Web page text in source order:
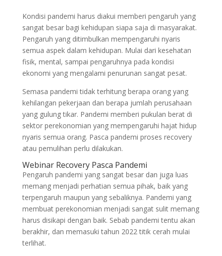
Kondisi pandemi harus diakui memberi pengaruh yang
sangat besar bagi kehidupan siapa saja di masyarakat.
Pengaruh yang ditimbulkan mempengaruhi nyaris
semua aspek dalam kehidupan. Mulai dari kesehatan
fisik, mental, sampai pengaruhnya pada kondisi
ekonomi yang mengalami penurunan sangat pesat.
Semasa pandemi tidak terhitung berapa orang yang
kehilangan pekerjaan dan berapa jumlah perusahaan
yang gulung tikar. Pandemi memberi pukulan berat di
sektor perekonomian yang mempengaruhi hajat hidup
nyaris semua orang. Pasca pandemi proses recovery
atau pemulihan perlu dilakukan.
Webinar Recovery Pasca Pandemi
Pengaruh pandemi yang sangat besar dan juga luas
memang menjadi perhatian semua pihak, baik yang
terpengaruh maupun yang sebaliknya. Pandemi yang
membuat perekonomian menjadi sangat sulit memang
harus disikapi dengan baik. Sebab pandemi tentu akan
berakhir, dan memasuki tahun 2022 titik cerah mulai
terlihat.